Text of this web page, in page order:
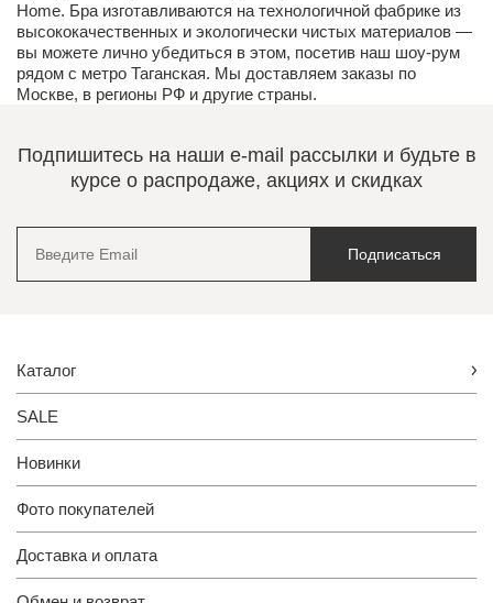
Home. Бра изготавливаются на технологичной фабрике из
высококачественных и экологически чистых материалов —
вы можете лично убедиться в этом, посетив наш шоу-рум
рядом с метро Таганская. Мы доставляем заказы по
Москве, в регионы РФ и другие страны.
Подпишитесь на наши e-mail рассылки и будьте в
курсе о распродаже, акциях и скидках
Подписаться
Каталог
SALE
Новинки
Фото покупателей
Доставка и оплата